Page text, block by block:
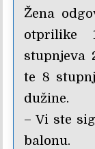
Žena
otprilike
stupnjeva
te 8
dužine.
– Vi ste
balonu.